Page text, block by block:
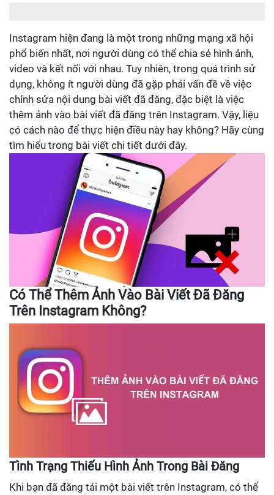
Instagram hiện đang là một trong những mạng xã hội
phổ biến nhất, nơi người dùng có thể chia sẻ hình ảnh,
video và kết nối với nhau. Tuy nhiên, trong quá trình sử
dụng, không ít người dùng đã gặp phải vấn đề về việc
chỉnh sửa nội dung bài viết đã đăng, đặc biệt là việc
thêm ảnh vào bài viết đã đăng trên Instagram. Vậy, liệu
có cách nào để thực hiện điều này hay không? Hãy cùng
tìm hiểu trong bài viết chi tiết dưới đây.
Có Thể Thêm Ảnh Vào Bài Viết Đã Đăng
Trên Instagram Không?
Tình Trạng Thiếu Hình Ảnh Trong Bài Đăng
Khi bạn đã đăng tải một bài viết trên Instagram, có thể